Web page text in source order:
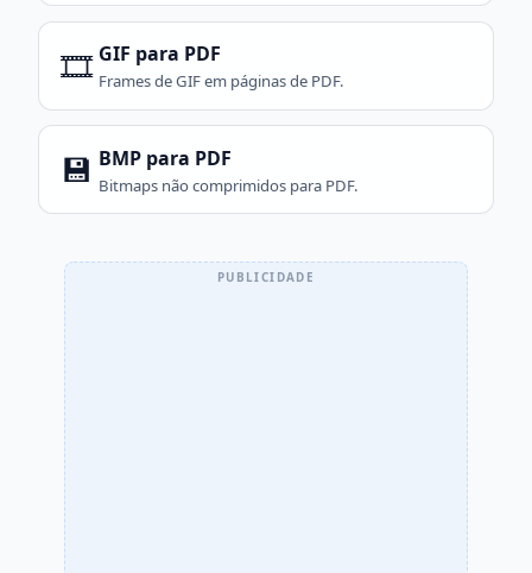
🎞️ GIF para PDF
Frames de GIF em páginas de PDF.
💾 BMP para PDF
Bitmaps não comprimidos para PDF.